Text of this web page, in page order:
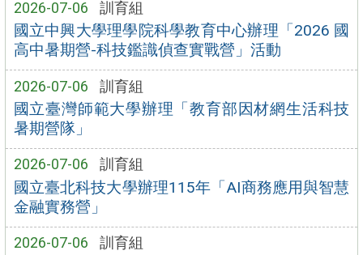
2026-07-06 訓育組
國立中興大學理學院科學教育中心辦理「2026 國
高中暑期營-科技鑑識偵查實戰營」活動
2026-07-06 訓育組
國立臺灣師範大學辦理「教育部因材網生活科技
暑期營隊」
2026-07-06 訓育組
國立臺北科技大學辦理115年「AI商務應用與智慧
金融實務營」
2026-07-06 訓育組